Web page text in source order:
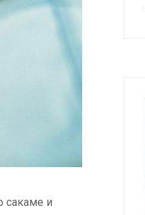
сакаме и